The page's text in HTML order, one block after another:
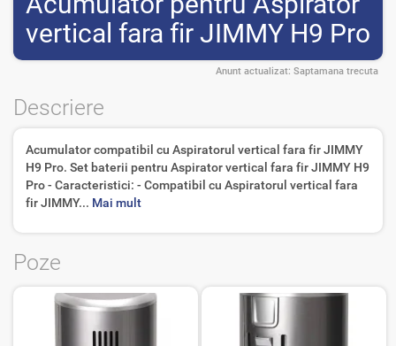
vertical fara fir JIMMY H9 Pro
Anunt actualizat: Saptamana trecuta
Descriere
Acumulator compatibil cu Aspiratorul vertical fara fir JIMMY
H9 Pro. Set baterii pentru Aspirator vertical fara fir JIMMY H9
Pro - Caracteristici: - Compatibil cu Aspiratorul vertical fara
fir JIMMY... Mai mult
Poze